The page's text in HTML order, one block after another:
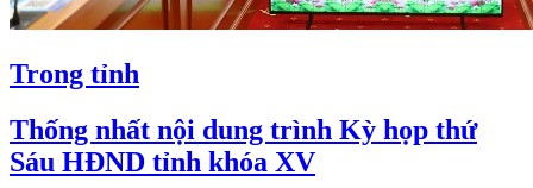
Trong tỉnh
Thống nhất nội dung trình Kỳ họp thứ
Sáu HĐND tỉnh khóa XV